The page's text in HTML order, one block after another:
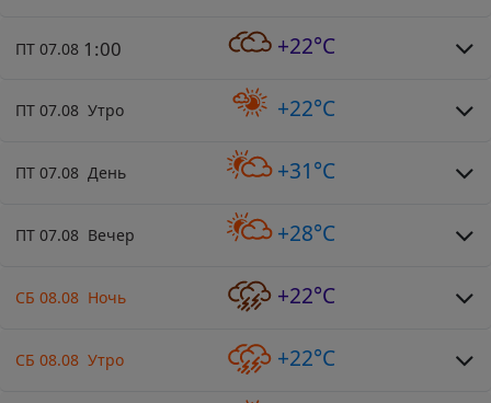
ПТ 07.08 1:00 +22°C
ПТ 07.08 Утро +22°C
ПТ 07.08 День +31°C
ПТ 07.08 Вечер +28°C
СБ 08.08 Ночь +22°C
СБ 08.08 Утро +22°C